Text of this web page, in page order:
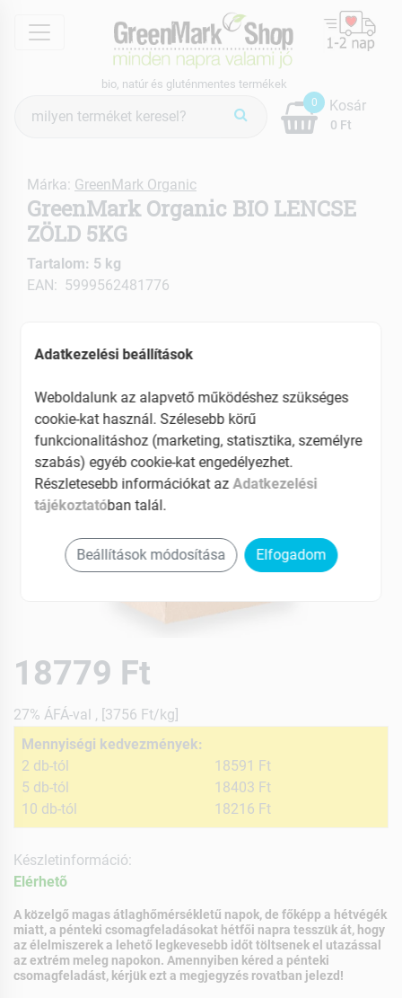
menu
bio, natúr és gluténmentes termékek
keresés
0
0 Ft
Kosár
Márka: GreenMark Organic
GreenMark Organic BIO LENCSE
ZÖLD 5KG
Tartalom: 5 kg
EAN: 5999562481776
18779 Ft
27% ÁFÁ-val , [3756 Ft/kg]
Mennyiségi kedvezmények:
2 db-tól
18591 Ft
5 db-tól
18403 Ft
10 db-tól
18216 Ft
Készletinformáció:
Elérhetõ
A közelgő magas átlaghőmérsékletű napok, de főképp a hétvégék
miatt, a pénteki csomagfeladásokat hétfői napra tesszük át, hogy
az élelmiszerek a lehető legkevesebb időt töltsenek el utazással
az extrém meleg napokon. Amennyiben kéred a pénteki
csomagfeladást, kérjük ezt a megjegyzés rovatban jelezd!
Adatkezelési beállítások
Weboldalunk az alapvető működéshez szükséges
cookie-kat használ. Szélesebb körű
funkcionalitáshoz (marketing, statisztika, személyre
szabás) egyéb cookie-kat engedélyezhet.
Részletesebb információkat azAdatkezelési
tájékoztatóban talál.
Beállítások módosítása Elfogadom